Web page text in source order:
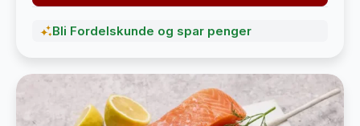
Bli Fordelskunde og spar penger